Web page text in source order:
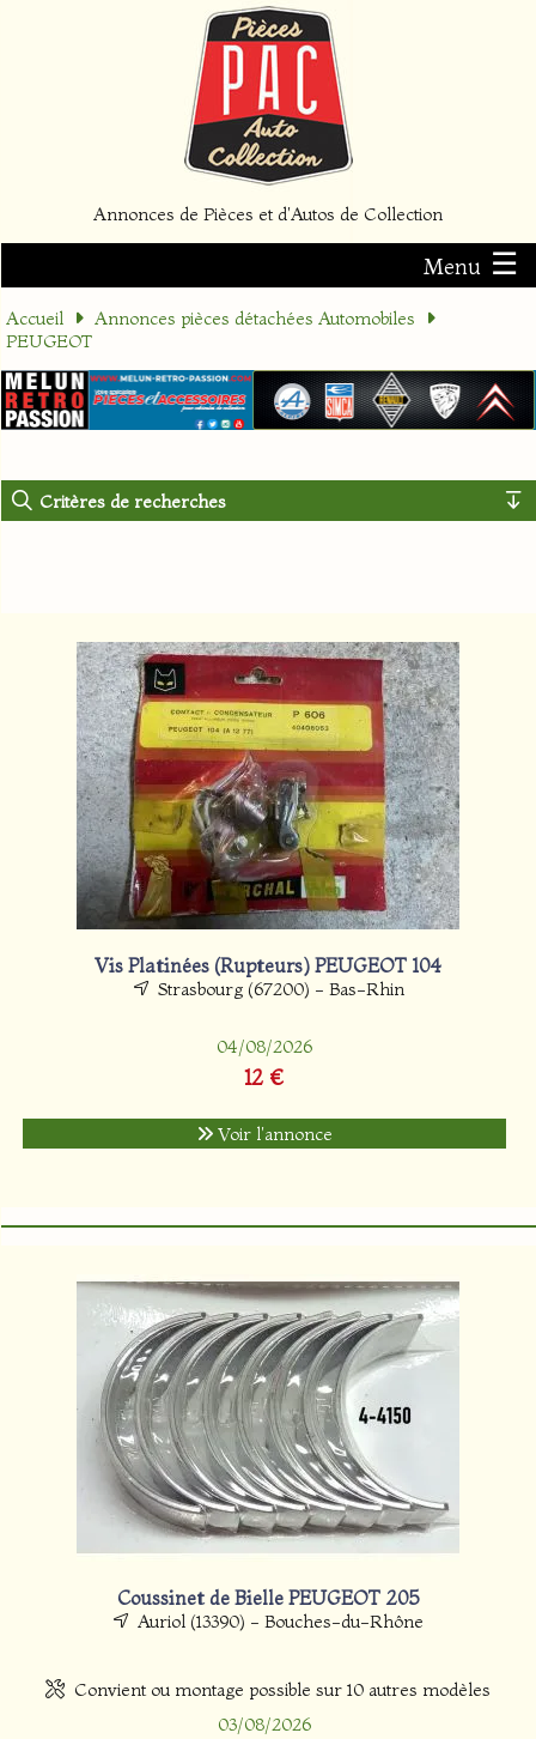
Annonces de Pièces et d'Autos de Collection
Menu ☰
Accueil
Annonces pièces détachées Automobiles
PEUGEOT
Critères de recherches
Vis Platinées (Rupteurs) PEUGEOT 104
Strasbourg (67200) - Bas-Rhin
04/08/2026
12 €
Voir l'annonce
Coussinet de Bielle PEUGEOT 205
Auriol (13390) - Bouches-du-Rhône
Convient ou montage possible sur 10 autres modèles
03/08/2026